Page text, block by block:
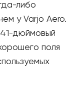
либо
у Varjo Aero.
дюймовый
поля